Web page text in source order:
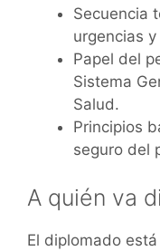
Secuencia
urgencias
Papel del
Sistema
Salud.
Principios
seguro del
A quién va
El diplomado